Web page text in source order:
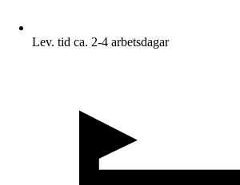
Lev. tid ca. 2-4 arbetsdagar